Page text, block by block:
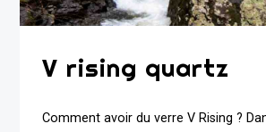
V rising quartz
Comment avoir du verre V Rising ?